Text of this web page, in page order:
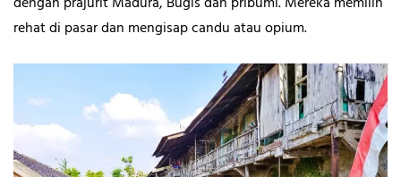
rehat di pasar dan mengisap candu atau opium.